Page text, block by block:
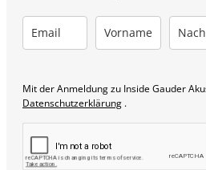
Mit der Anmeldung zu Inside Gauder
Datenschutzerklärung .